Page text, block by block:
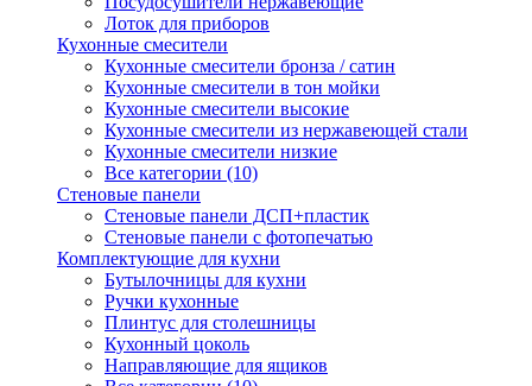
Лоток для приборов
Кухонные смесители
Кухонные смесители бронза / сатин
Кухонные смесители в тон мойки
Кухонные смесители высокие
Кухонные смесители из нержавеющей стали
Кухонные смесители низкие
Все категории (10)
Стеновые панели
Стеновые панели ДСП+пластик
Стеновые панели с фотопечатью
Комплектующие для кухни
Бутылочницы для кухни
Ручки кухонные
Плинтус для столешницы
Кухонный цоколь
Направляющие для ящиков